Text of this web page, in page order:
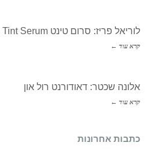
לוריאל פריז: סרום טינט Hyaluronic Tint Serum
קרא עוד ←
אלונה שכטר: דאודורנט רול און
קרא עוד ←
כתבות אחרונות